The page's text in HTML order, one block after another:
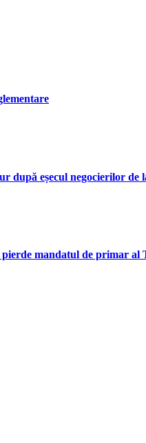
după eșecul negocierilor de
mandatul de primar al